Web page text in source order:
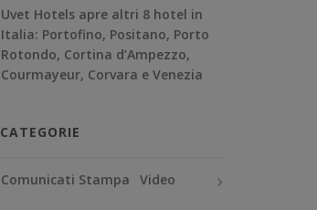
Uvet Hotels apre altri 8 hotel in
Italia: Portofino, Positano, Porto
Rotondo, Cortina d’Ampezzo,
Courmayeur, Corvara e Venezia
CATEGORIE
Comunicati Stampa Video